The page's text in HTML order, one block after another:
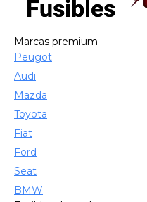
Marcas premium
Peugot
Audi
Mazda
Toyota
Fiat
Ford
Seat
BMW